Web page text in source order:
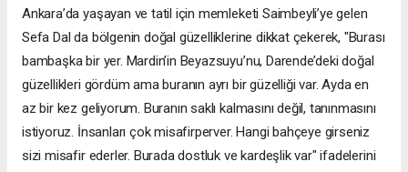
Ankara’da yaşayan ve tatil için memleketi Saimbeyli’ye gelen
Sefa Dal da bölgenin doğal güzelliklerine dikkat çekerek, "Burası
bambaşka bir yer. Mardin’in Beyazsuyu’nu, Darende’deki doğal
güzellikleri gördüm ama buranın ayrı bir güzelliği var. Ayda en
az bir kez geliyorum. Buranın saklı kalmasını değil, tanınmasını
istiyoruz. İnsanları çok misafirperver. Hangi bahçeye girseniz
sizi misafir ederler. Burada dostluk ve kardeşlik var" ifadelerini